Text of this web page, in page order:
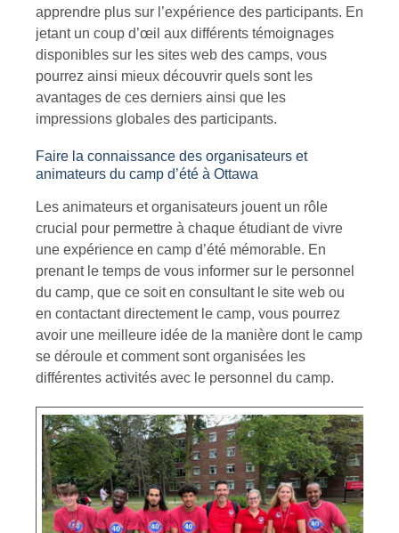
apprendre plus sur l’expérience des participants. En
jetant un coup d’œil aux différents témoignages
disponibles sur les sites web des camps, vous
pourrez ainsi mieux découvrir quels sont les
avantages de ces derniers ainsi que les
impressions globales des participants.
Faire la connaissance des organisateurs et
animateurs du camp d’été à Ottawa
Les animateurs et organisateurs jouent un rôle
crucial pour permettre à chaque étudiant de vivre
une expérience en camp d’été mémorable. En
prenant le temps de vous informer sur le personnel
du camp, que ce soit en consultant le site web ou
en contactant directement le camp, vous pourrez
avoir une meilleure idée de la manière dont le camp
se déroule et comment sont organisées les
différentes activités avec le personnel du camp.